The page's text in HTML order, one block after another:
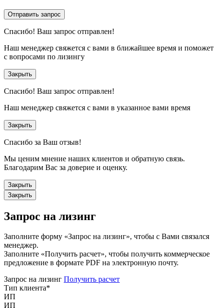
Отправить запрос
Спасибо! Ваш запрос отправлен!
Наш менеджер свяжется с вами в ближайшее время и поможет
с вопросами по лизингу
Закрыть
Спасибо! Ваш запрос отправлен!
Наш менеджер свяжется с вами в указанное вами время
Закрыть
Спасибо за Ваш отзыв!
Мы ценим мнение наших клиентов и обратную связь.
Благодарим Вас за доверие и оценку.
Закрыть
Закрыть
Запрос на лизинг
Заполните форму «Запрос на лизинг», чтобы с Вами связался
менеджер.
Заполните «Получить расчет», чтобы получить коммерческое
предложение в формате PDF на электронную почту.
Запрос на лизинг Получить расчет
Тип клиента*
ИП
ИП